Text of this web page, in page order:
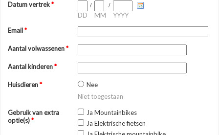
Datum vertrek*
DD
/
MM
/
YYYY
Email*
Aantal volwassenen*
Aantal kinderen*
Huisdieren*
Nee
Niet toegestaan
Gebruik van extra
optie(s)*
Ja Mountainbikes
Ja Elektrische fietsen